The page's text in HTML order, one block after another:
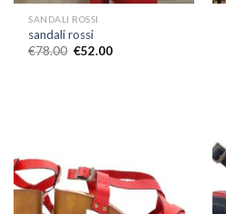
SANDALI ROSSI
sandali rossi
€78.00 €52.00